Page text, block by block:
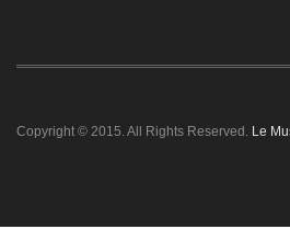
Copyright © 2015. All Rights Reserved. Le